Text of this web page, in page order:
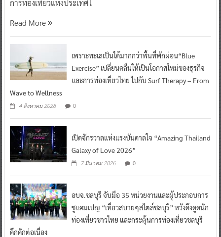
การท่องเที่ยวแห่งประเทศไ
Read More
เพราะทะเลเป็นได้มากกว่าพื้นที่พักผ่อน“Blue
Exercise” เปลี่ยนคลื่นให้เป็นโอกาสใหม่ของธุรกิจ
และการท่องเที่ยวไทย ไปกับ Surf Therapy – From
Wave to Wellness
4 สิงหาคม 2026 0
เปิดจักรวาลแห่งแรงบันดาลใจ “Amazing Thailand
Galaxy of Love 2026”
7 มีนาคม 2026 0
อบจ.ชลบุรี จับมือ 35 หน่วยงานและผู้ประกอบการ
ชูแคมเปญ “เที่ยวสบายๆสไตล์ชลบุรี” หวังดึงดูดนัก
ท่องเที่ยวชาวไทย และกระตุ้นการท่องเที่ยวชลบุรี
คึกคักต่อเนื่อง